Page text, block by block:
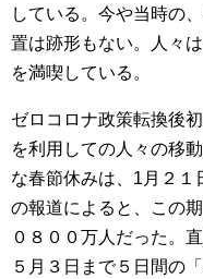
している。今や当時の
置は跡形もない。人々
を満喫している。
ゼロコロナ政策転換後
を利用しての人々の移
な春節休みは、1月２１
の報道によると、この
０８００万人だった。
５月３日まで５日間の